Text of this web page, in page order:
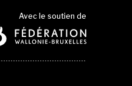
Avec le soutien de